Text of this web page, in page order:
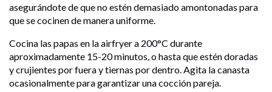
asegurándote de que no estén demasiado amontonadas para
que se cocinen de manera uniforme.
Cocina las papas en la airfryer a 200°C durante
aproximadamente 15-20 minutos, o hasta que estén doradas
y crujientes por fuera y tiernas por dentro. Agita la canasta
ocasionalmente para garantizar una cocción pareja.